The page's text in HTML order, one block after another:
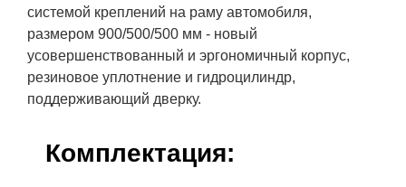
системой креплений на раму автомобиля,
размером 900/500/500 мм - новый
усовершенствованный и эргономичный корпус,
резиновое уплотнение и гидроцилиндр,
поддерживающий дверку.
Комплектация: